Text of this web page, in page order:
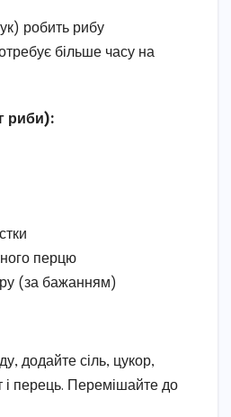
робить рибу
більше часу на
риби):
перцю
(за бажанням)
додайте сіль, цукор,
і перець. Перемішайте до